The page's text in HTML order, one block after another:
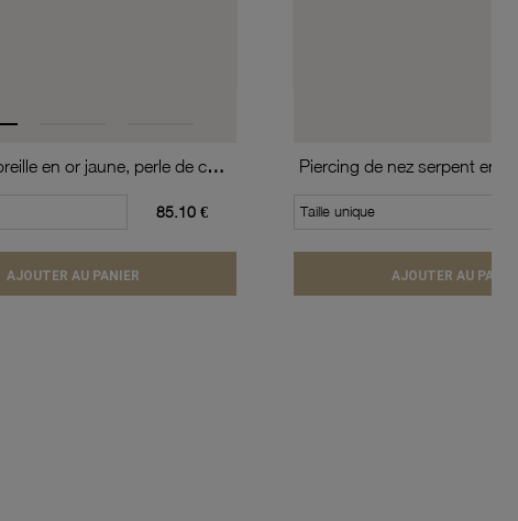
Boucles d'oreille en or jaune, perle de culture
85.10 €
AJOUTER AU PANIER
Piercing de nez serpent en
Taille unique
AJOUTER AU